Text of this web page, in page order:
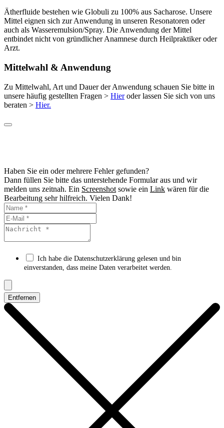
Ätherfluide bestehen wie Globuli zu 100% aus Sacharose. Unsere
Mittel eignen sich zur Anwendung in unseren Resonatoren oder
auch als Wasseremulsion/Spray. Die Anwendung der Mittel
entbindet nicht von gründlicher Anamnese durch Heilpraktiker oder
Arzt.
Mittelwahl & Anwendung
Zu Mittelwahl, Art und Dauer der Anwendung schauen Sie bitte in
unsere häufig gestellten Fragen > Hieroder lassen Sie sich von uns
beraten > Hier.
Haben Sie ein oder mehrere Fehler gefunden?
Dann füllen Sie bitte das unterstehende Formular aus und wir
melden uns zeitnah. Ein Screenshot sowie ein Link wären für die
Bearbeitung sehr hilfreich. Vielen Dank!
Ich habe die Datenschutzerklärung gelesen und bin
einverstanden, dass meine Daten verarbeitet werden.
Entfernen